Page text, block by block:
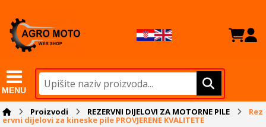
MENU
Proizvodi REZERVNI DIJELOVI ZA MOTORNE PILE Rez
ervni dijelovi za kineske pile PROVJERENE KVALITETE